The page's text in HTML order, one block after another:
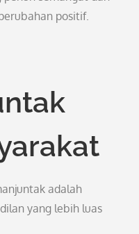
positif.
adalah
yang lebih luas